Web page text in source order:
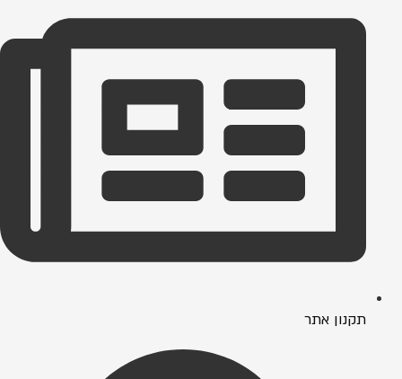
תקנון אתר